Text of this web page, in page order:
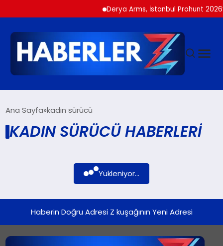
Derya Arms, İstanbul Prohunt
SIYASET
SPOR
Ana Sayfa kadın sürücü
KADIN SÜRÜCÜ HABERLERI
Yükleniyor...
Haberin Doğru Adresi Z kuşağının Yeni Adresi